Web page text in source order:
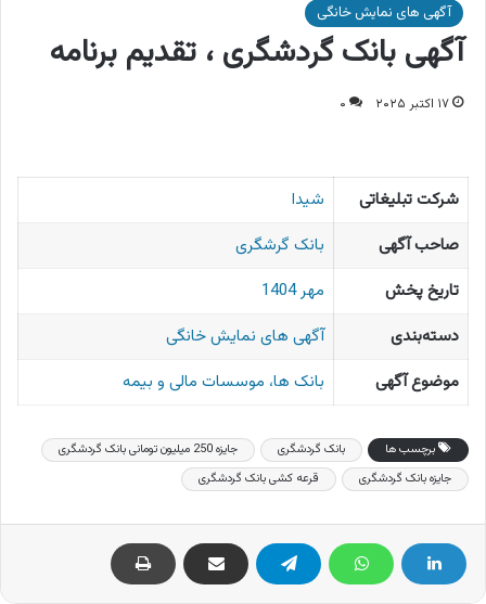
آگهی های نمایش خانگی
آگهی بانک گردشگری ، تقدیم برنامه
۱۷ اکتبر ۲۰۲۵ ۰
شرکت تبلیغاتی
شیدا
صاحب آگهی
بانک گرشگری
تاریخ پخش
مهر 1404
دسته‌بندی
آگهی های نمایش خانگی
موضوع آگهی
بانک ها، موسسات مالی و بیمه
برچسب ها بانک گردشگری
جایزه 250 میلیون تومانی بانک گردشگری
جایزه بانک گردشگری
قرعه کشی بانک گردشگری